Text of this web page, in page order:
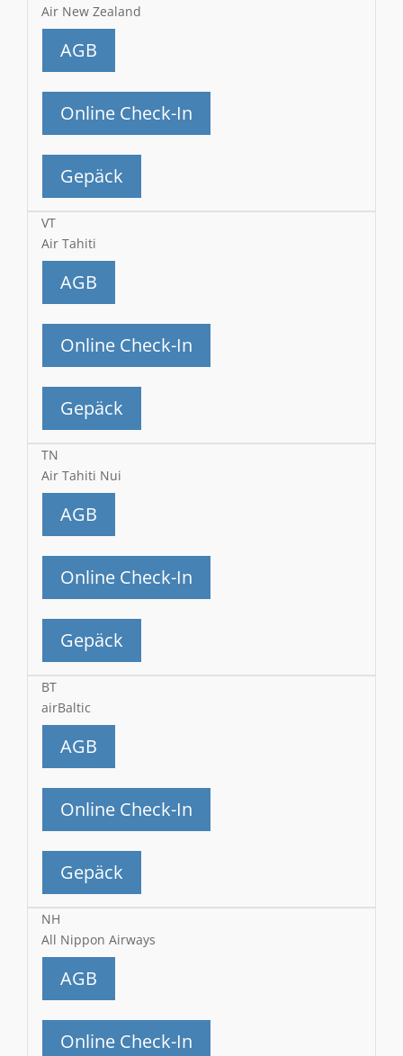
Air New Zealand
AGB
Online Check-In
Gepäck
VT
Air Tahiti
AGB
Online Check-In
Gepäck
TN
Air Tahiti Nui
AGB
Online Check-In
Gepäck
BT
airBaltic
AGB
Online Check-In
Gepäck
NH
All Nippon Airways
AGB
Online Check-In